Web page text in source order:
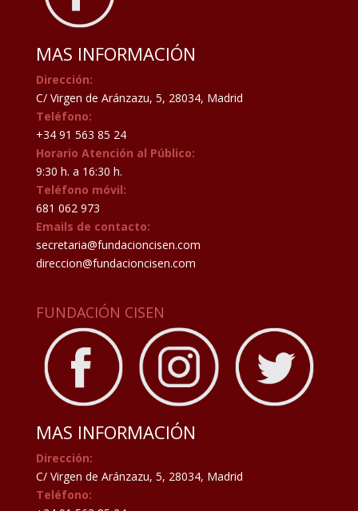
MAS INFORMACIÓN
Dirección:
C/ Virgen de Aránzazu, 5, 28034, Madrid
Teléfono:
+34 91 563 85 24
Horario Atención al Público:
9:30 h. a 16:30 h.
Teléfono móvil:
681 062 973
Emails de contacto:
secretaria@fundacioncisen.com
direccion@fundacioncisen.com
FUNDACIÓN CISEN
MAS INFORMACIÓN
Dirección:
C/ Virgen de Aránzazu, 5, 28034, Madrid
Teléfono: